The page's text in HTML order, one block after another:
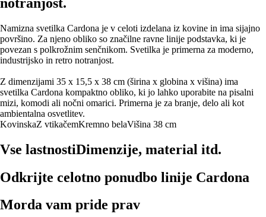
Namizna svetilka Cardona je v celoti izdelana iz kovine in ima sijajno
površino. Za njeno obliko so značilne ravne linije podstavka, ki je
povezan s polkrožnim senčnikom. Svetilka je primerna za moderno,
industrijsko in retro notranjost.
Z dimenzijami 35 x 15,5 x 38 cm (širina x globina x višina) ima
svetilka Cardona kompaktno obliko, ki jo lahko uporabite na pisalni
mizi, komodi ali nočni omarici. Primerna je za branje, delo ali kot
ambientalna osvetlitev.
KovinskaZ vtikačemKremno belaVišina 38 cm
Vse lastnostiDimenzije, material itd.
Odkrijte celotno ponudbo linije Cardona
Morda vam pride prav